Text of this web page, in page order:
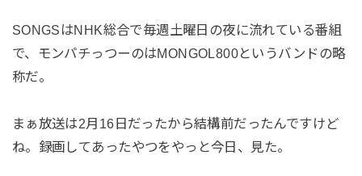
SONGSはNHK総合で毎週土曜日の夜に流れている番組
で、モンパチっつーのはMONGOL800というバンドの略
称だ。
まぁ放送は2月16日だったから結構前だったんですけど
ね。録画してあったやつをやっと今日、見た。